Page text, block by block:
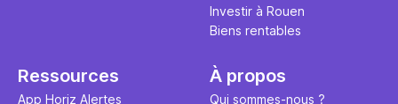
Investir à Rouen
Biens rentables
Ressources
App Horiz Alertes
À propos
Qui sommes-nous ?